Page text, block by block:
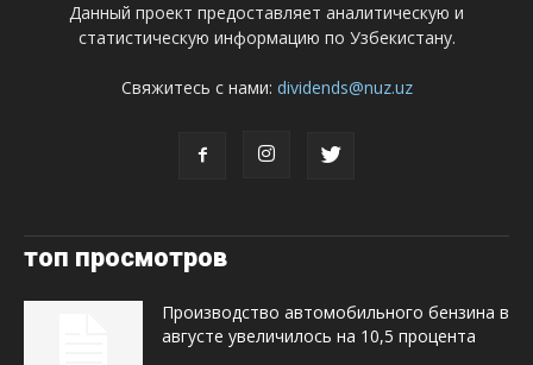
Данный проект предоставляет аналитическую и
статистическую информацию по Узбекистану.
Свяжитесь с нами: dividends@nuz.uz
топ просмотров
Производство автомобильного бензина в
августе увеличилось на 10,5 процента